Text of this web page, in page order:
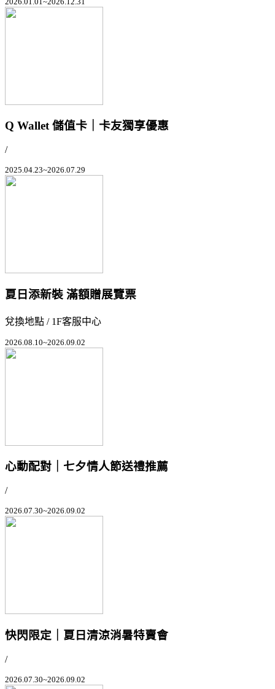
Q Wallet 儲值卡｜卡友獨享優惠
/
2025.04.23~2026.07.29
夏日添新裝 滿額贈展覽票
兌換地點 / 1F客服中心
2026.08.10~2026.09.02
心動配對｜七夕情人節送禮推薦
/
2026.07.30~2026.09.02
快閃限定｜夏日清涼消暑特賣會
/
2026.07.30~2026.09.02